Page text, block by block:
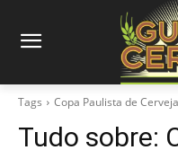
Tags Copa Paulista de
Tudo sobre: